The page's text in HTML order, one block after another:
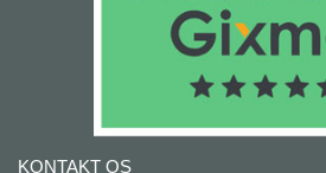
KONTAKT OS